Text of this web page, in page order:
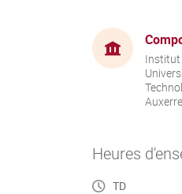
Institut
Heures
TD